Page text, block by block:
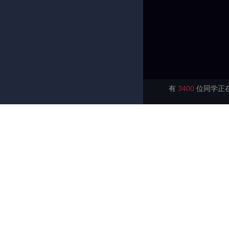
有 3400 位同学正